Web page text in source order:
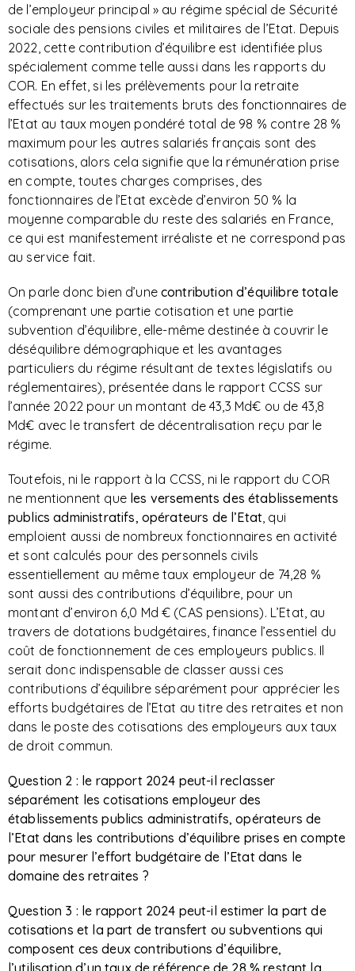
de l’employeur principal » au régime spécial de Sécurité
sociale des pensions civiles et militaires de l’Etat. Depuis
2022, cette contribution d’équilibre est identifiée plus
spécialement comme telle aussi dans les rapports du
COR. En effet, si les prélèvements pour la retraite
effectués sur les traitements bruts des fonctionnaires de
l’Etat au taux moyen pondéré total de 98 % contre 28 %
maximum pour les autres salariés français sont des
cotisations, alors cela signifie que la rémunération prise
en compte, toutes charges comprises, des
fonctionnaires de l’Etat excède d’environ 50 % la
moyenne comparable du reste des salariés en France,
ce qui est manifestement irréaliste et ne correspond pas
au service fait.
On parle donc bien d’une contribution d’équilibre totale
(comprenant une partie cotisation et une partie
subvention d’équilibre, elle-même destinée à couvrir le
déséquilibre démographique et les avantages
particuliers du régime résultant de textes législatifs ou
réglementaires), présentée dans le rapport CCSS sur
l’année 2022 pour un montant de 43,3 Md€ ou de 43,8
Md€ avec le transfert de décentralisation reçu par le
régime.
Toutefois, ni le rapport à la CCSS, ni le rapport du COR
ne mentionnent que les versements des établissements
publics administratifs, opérateurs de l’Etat, qui
emploient aussi de nombreux fonctionnaires en activité
et sont calculés pour des personnels civils
essentiellement au même taux employeur de 74,28 %
sont aussi des contributions d’équilibre, pour un
montant d’environ 6,0 Md € (CAS pensions). L’Etat, au
travers de dotations budgétaires, finance l’essentiel du
coût de fonctionnement de ces employeurs publics. Il
serait donc indispensable de classer aussi ces
contributions d’équilibre séparément pour apprécier les
efforts budgétaires de l’Etat au titre des retraites et non
dans le poste des cotisations des employeurs aux taux
de droit commun.
Question 2 : le rapport 2024 peut-il reclasser
séparément les cotisations employeur des
établissements publics administratifs, opérateurs de
l’Etat dans les contributions d’équilibre prises en compte
pour mesurer l’effort budgétaire de l’Etat dans le
domaine des retraites ?
Question 3 : le rapport 2024 peut-il estimer la part de
cotisations et la part de transfert ou subventions qui
composent ces deux contributions d’équilibre,
l’utilisation d’un taux de référence de 28 % restant la